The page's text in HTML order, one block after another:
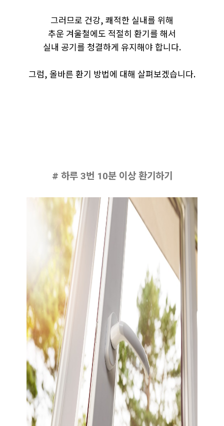
​그러므로 건강, 쾌적한 실내를 위해
추운 겨울철에도 적절히 환기를 해서
실내 공기를 청결하게 유지해야 합니다.
그럼, 올바른 환기 방법에 대해 살펴보겠습니다.
# 하루 3번 10분 이상 환기하기